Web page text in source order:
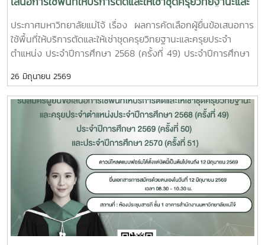
ครุยประจำตำแหน่ง ประจำปีการศึกษา 2568 (ครั้งที่ 49)
ประจำปีการศึกษา 2569 (ครั้งที่ 50) และประจำปีการศึกษา
2570 (ครั้งที่ 51)
ประกาศมหาวิทยาลัยแม่โจ้ เรื่อง ผลการคัดเลือกผู้ยื่นข้อเสนอการ
ใช้พื้นที่ให้บริการตัดและให้เช่าชุดครุยวิทยฐานะและครุยประจำ
ตำแหน่ง ประจำปีการศึกษา 2568 (ครั้งที่ 49) ประจำปีการศึกษา
26 มิถุนายน 2569